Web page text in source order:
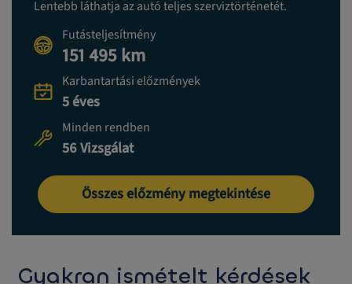
Lentebb láthatja az autó teljes szerviztörténetét.
Futásteljesítmény
151 495 km
Karbantartási előzmények
5 éves
Minden rendben
56 Vizsgálat
Összes előzmény megtekintése
Gyakran ismételt kérdések